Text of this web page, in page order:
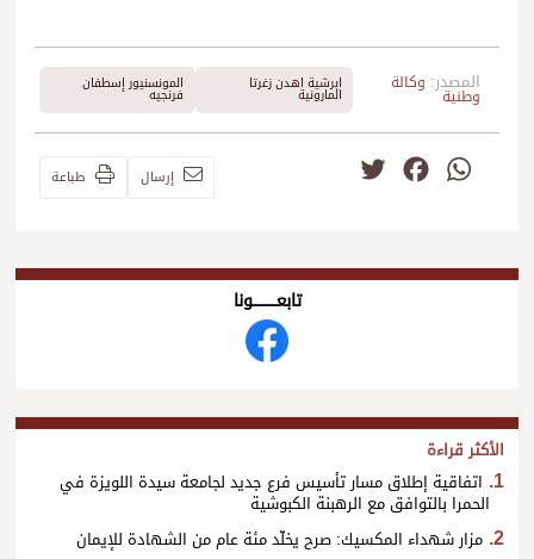
المصدر: وكالة
وطنية
ابرشية اهدن زغرتا
المارونية
المونسنيور إسطفان
فرنجيه
WhatsApp
Facebook إرسال طباعة
تابعــــــــــونا
الأكثر قراءة
اتفاقية إطلاق مسار تأسيس فرع جديد لجامعة سيدة اللويزة في
الحمرا بالتوافق مع الرهبنة الكبوشية
مزار شهداء المكسيك: صرح يخلّد مئة عام من الشهادة للإيمان